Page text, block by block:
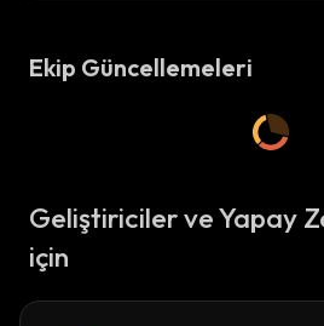
Ekip Güncellemeleri
Geliştiriciler ve Yapay
için